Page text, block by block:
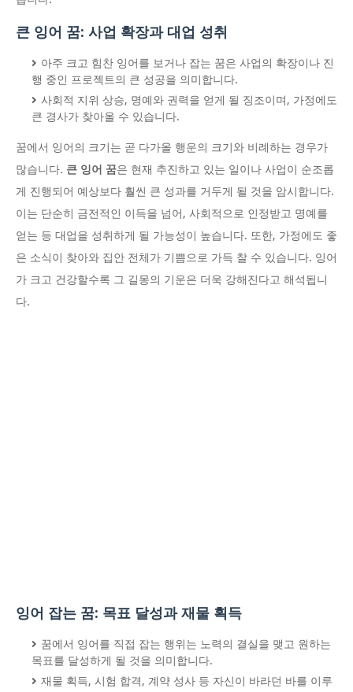
큰 잉어 꿈: 사업 확장과 대업 성취
아주 크고 힘찬 잉어를 보거나 잡는 꿈은 사업의 확장이나 진
행 중인 프로젝트의 큰 성공을 의미합니다.
사회적 지위 상승, 명예와 권력을 얻게 될 징조이며, 가정에도
큰 경사가 찾아올 수 있습니다.
꿈에서 잉어의 크기는 곧 다가올 행운의 크기와 비례하는 경우가
많습니다. 큰 잉어 꿈은 현재 추진하고 있는 일이나 사업이 순조롭
게 진행되어 예상보다 훨씬 큰 성과를 거두게 될 것을 암시합니다.
이는 단순히 금전적인 이득을 넘어, 사회적으로 인정받고 명예를
얻는 등 대업을 성취하게 될 가능성이 높습니다. 또한, 가정에도 좋
은 소식이 찾아와 집안 전체가 기쁨으로 가득 찰 수 있습니다. 잉어
가 크고 건강할수록 그 길몽의 기운은 더욱 강해진다고 해석됩니
다.
잉어 잡는 꿈: 목표 달성과 재물 획득
꿈에서 잉어를 직접 잡는 행위는 노력의 결실을 맺고 원하는
목표를 달성하게 될 것을 의미합니다.
재물 획득, 시험 합격, 계약 성사 등 자신이 바라던 바를 이루